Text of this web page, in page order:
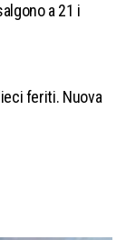
a 21 i
feriti. Nuova